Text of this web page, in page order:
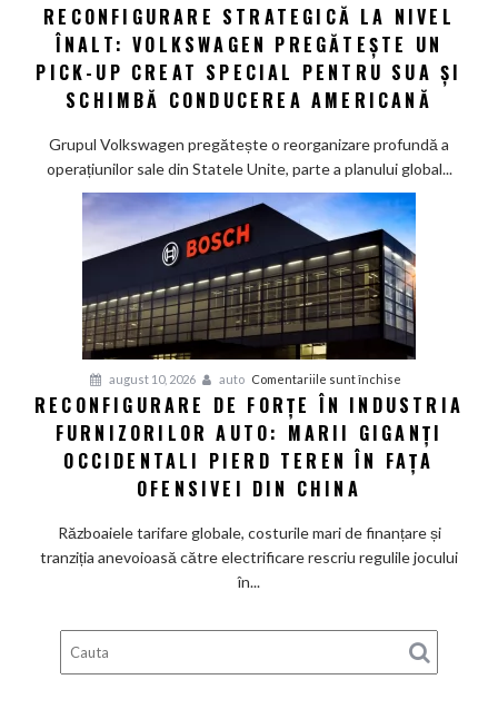
Reconfigurare
strategică
la
nivel
înalt:
Volkswagen
pregătește
pick-
up
creat
special
pentru
SUA
și
conducerea
americană
RECONFIGURARE STRATEGICĂ LA NIVEL
ÎNALT: VOLKSWAGEN PREGĂTEȘTE UN
PICK-UP CREAT SPECIAL PENTRU SUA ȘI
SCHIMBĂ CONDUCEREA AMERICANĂ
Grupul Volkswagen pregătește o reorganizare profundă a
operațiunilor sale din Statele Unite, parte a planului global...
august 10, 2026 auto Comentariile sunt închise
Reconfigurare
de
forțe
furnizorilor
auto:
pierd
teren
RECONFIGURARE DE FORȚE ÎN INDUSTRIA
FURNIZORILOR AUTO: MARII GIGANȚI
OCCIDENTALI PIERD TEREN ÎN FAȚA
OFENSIVEI DIN CHINA
Războaiele tarifare globale, costurile mari de finanțare și
tranziția anevoioasă către electrificare rescriu regulile jocului
în...